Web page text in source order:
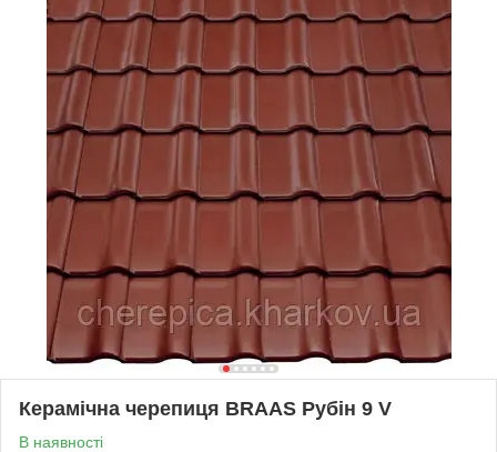
Керамічна черепиця BRAAS Рубін 9 V
В наявності